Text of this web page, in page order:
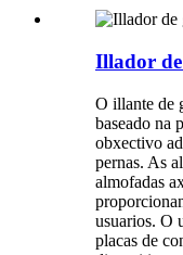
Illador
O illante de
baseado na
obxectivo
pernas. As
almofadas
usuarios. O
placas de